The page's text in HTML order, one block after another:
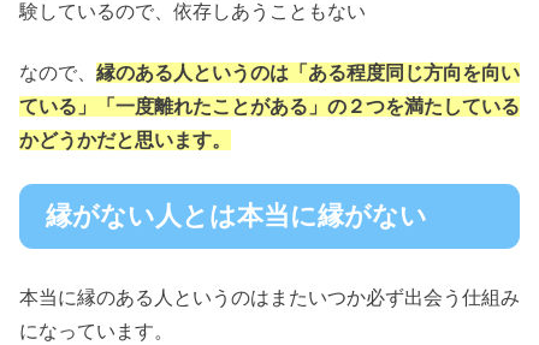
験しているので、依存しあうこともない
なので、 縁のある人というのは「ある程度同じ方向を向い
ている」「一度離れたことがある」の２つを満たしている
かどうかだと思います。
縁がない人とは本当に縁がない
本当に縁のある人というのはまたいつか必ず出会う仕組み
になっています。